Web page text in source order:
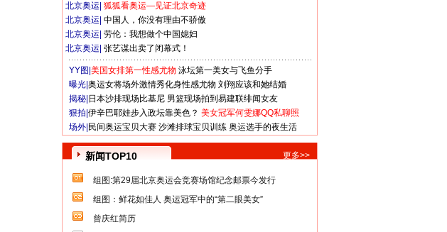
北京奥运 狐狐看奥运—见证北京奇迹
北京奥运 中国人，你没有理由不骄傲
北京奥运 劳伦：我想做个中国媳妇
北京奥运 张艺谋出卖了闭幕式！
YY图| 美国女排第一性感尤物 泳坛第一美女与飞鱼分手
曝光| 奥运女将场外激情秀化身性感尤物 刘翔应该和她结婚
揭秘| 日本沙排现场比基尼 男篮现场拍到易建联绯闻女友
狠拍| 伊辛巴耶娃步入政坛靠美色？ 美女冠军何雯娜QQ私聊照
场外| 民间奥运宝贝大赛 沙滩排球宝贝训练 奥运选手的夜生活
新闻TOP10 更多>>
组图:第29届北京奥运会竞赛场馆纪念邮票今发行
组图：鲜花如佳人 奥运冠军中的“第二眼美女”
曾庆红简历